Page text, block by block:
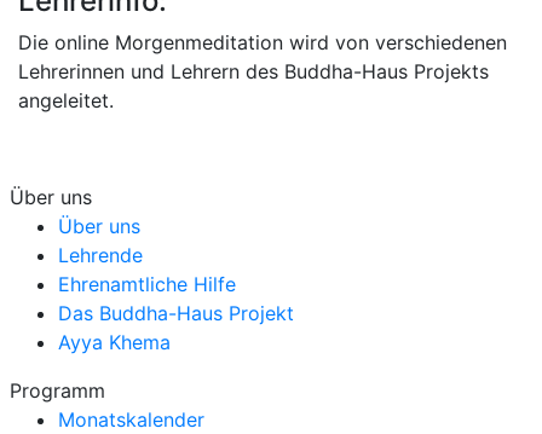
Die online Morgenmeditation wird von verschiedenen
Lehrerinnen und Lehrern des Buddha-Haus Projekts
angeleitet.
Über uns
Über uns
Lehrende
Ehrenamtliche Hilfe
Das Buddha-Haus Projekt
Ayya Khema
Programm
Monatskalender